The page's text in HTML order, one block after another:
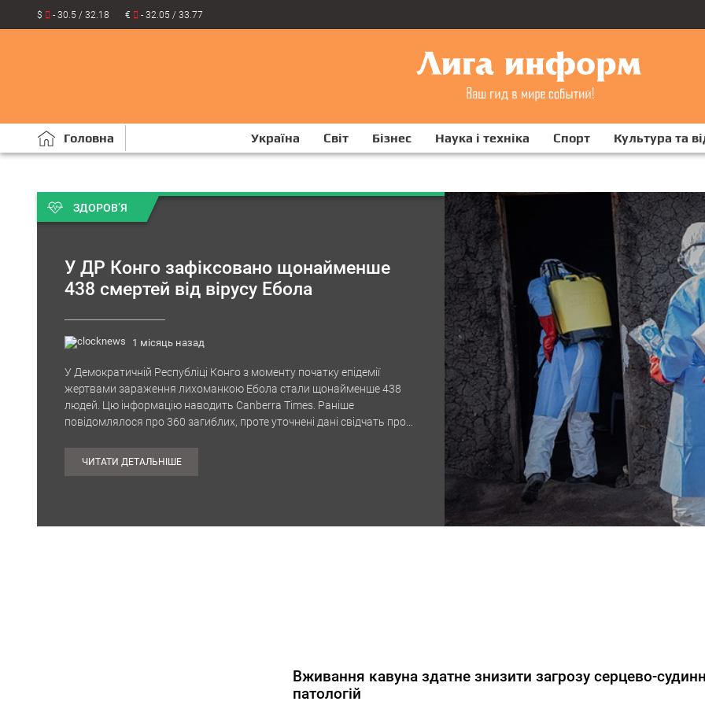
$ - 30.5 / 32.18 € - 32.05 / 33.77
Головна Україна Світ Бізнес Наука і техніка Спорт Культура та
ЗДОРОВ’Я
У ДР Конго зафіксовано щонайменше
438 смертей від вірусу Ебола
1 місяць назад
У Демократичній Республіці Конго з моменту початку епідемії
жертвами зараження лихоманкою Ебола стали щонайменше 438
людей. Цю інформацію наводить Canberra Times. Раніше
повідомлялося про 360 загиблих, проте уточнені дані свідчать про
ЧИТАТИ ДЕТАЛЬНІШЕ
Вживання кавуна здатне знизити загрозу серцево-
патологій